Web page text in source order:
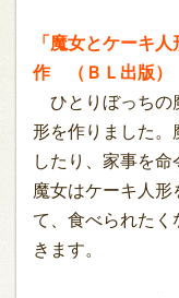
「魔女とケーキ
作 （ＢＬ出版）
ひとりぼっちの
形を作りました。
したり、家事を命
魔女はケーキ人形
て、食べられたく
きます。